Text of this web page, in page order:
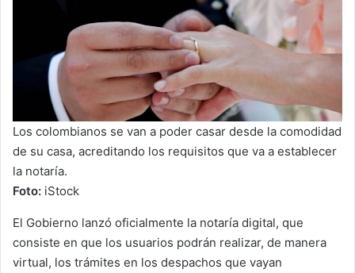
Los colombianos se van a poder casar desde la comodidad
de su casa, acreditando los requisitos que va a establecer
la notaría.
Foto: iStock
El Gobierno lanzó oficialmente la notaría digital, que
consiste en que los usuarios podrán realizar, de manera
virtual, los trámites en los despachos que vayan